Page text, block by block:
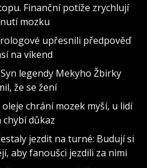
Finanční potíže zrychlují
mozku
upřesnili předpověď
na víkend
legendy Mekyho Žbirky
že se žení
chrání mozek myší, u lidí
chybí důkaz
jezdit na turné: Budují si
aby fanoušci jezdili za nimi